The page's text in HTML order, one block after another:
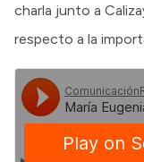
charla junto a
respecto a la